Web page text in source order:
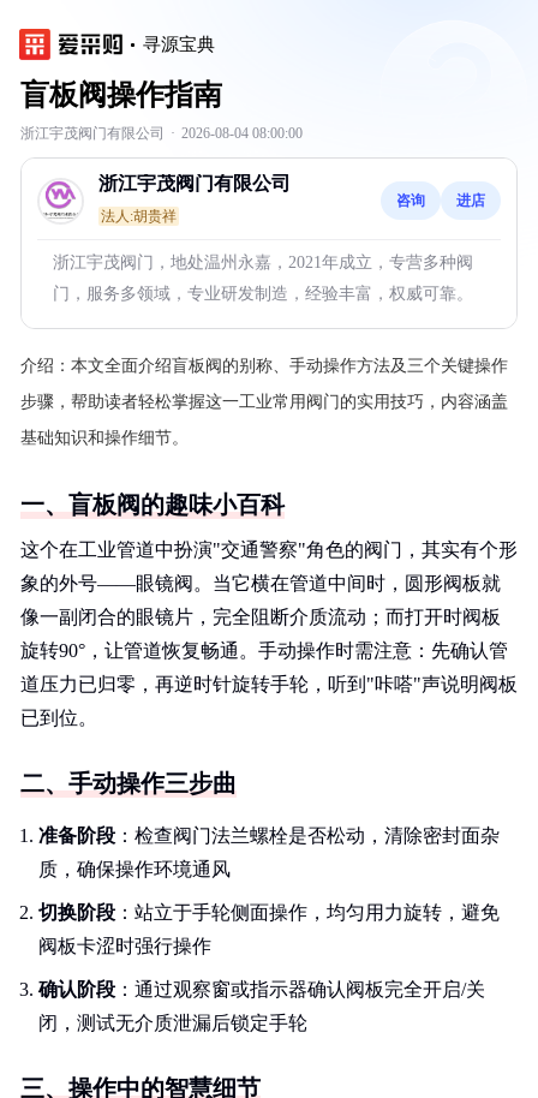
寻源宝典
盲板阀操作指南
浙江宇茂阀门有限公司 · 2026-08-04 08:00:00
浙江宇茂阀门有限公司
法人:胡贵祥
咨询 进店
浙江宇茂阀门，地处温州永嘉，2021年成立，专营多种阀
门，服务多领域，专业研发制造，经验丰富，权威可靠。
介绍： 本文全面介绍盲板阀的别称、手动操作方法及三个关键操作
步骤，帮助读者轻松掌握这一工业常用阀门的实用技巧，内容涵盖
基础知识和操作细节。
一、盲板阀的趣味小百科
这个在工业管道中扮演"交通警察"角色的阀门，其实有个形
象的外号——眼镜阀。当它横在管道中间时，圆形阀板就
像一副闭合的眼镜片，完全阻断介质流动；而打开时阀板
旋转90°，让管道恢复畅通。手动操作时需注意：先确认管
道压力已归零，再逆时针旋转手轮，听到"咔嗒"声说明阀板
已到位。
二、手动操作三步曲
准备阶段 ：检查阀门法兰螺栓是否松动，清除密封面杂
质，确保操作环境通风
切换阶段 ：站立于手轮侧面操作，均匀用力旋转，避免
阀板卡涩时强行操作
确认阶段 ：通过观察窗或指示器确认阀板完全开启/关
闭，测试无介质泄漏后锁定手轮
三、操作中的智慧细节